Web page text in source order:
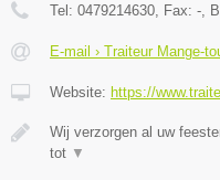
Tel: 0479214630 , Fax: - ,
E-mail › Traiteur Mange-
Website: https://
Wij verzorgen al uw
tot ▼